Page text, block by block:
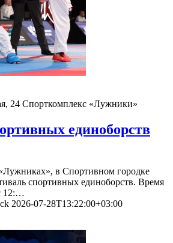
24 Спорткомплекс «Лужники»
единоборств
в Спортивном городке
спортивных единоборств. Время
12:…
2026-07-28T13:22:00+03:00